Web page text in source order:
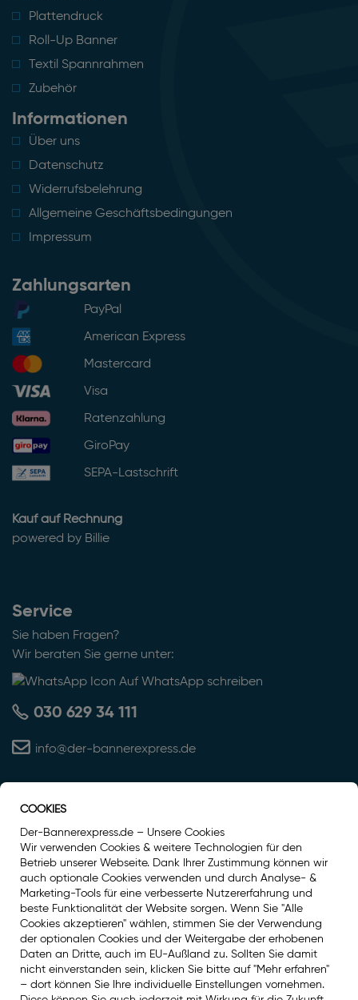
Plattendruck
Roll-Up Banner
Textil Spannrahmen
Zubehör
Informationen
Über uns
Datenschutz
Widerrufsbelehrung
Allgemeine Geschäftsbedingungen
Impressum
Zahlungsarten
PayPal
American Express
Mastercard
Visa
Ratenzahlung
GiroPay
SEPA-Lastschrift
Kauf auf Rechnung
powered by Billie
Service
Sie haben Fragen?
Wir beraten Sie gerne unter:
Auf WhatsApp schreiben
030 629 34 111
info@der-bannerexpress.de
Auszeichnung
COOKIES
Der-Bannerexpress.de – Unsere Cookies
Wir verwenden Cookies & weitere Technologien für den
Betrieb unserer Webseite. Dank Ihrer Zustimmung können wir
auch optionale Cookies verwenden und durch Analyse- &
Marketing-Tools für eine verbesserte Nutzererfahrung und
beste Funktionalität der Website sorgen. Wenn Sie "Alle
Cookies akzeptieren" wählen, stimmen Sie der Verwendung
der optionalen Cookies und der Weitergabe der erhobenen
Daten an Dritte, auch im EU-Außland zu. Sollten Sie damit
nicht einverstanden sein, klicken Sie bitte auf "Mehr erfahren"
– dort können Sie Ihre individuelle Einstellungen vornehmen.